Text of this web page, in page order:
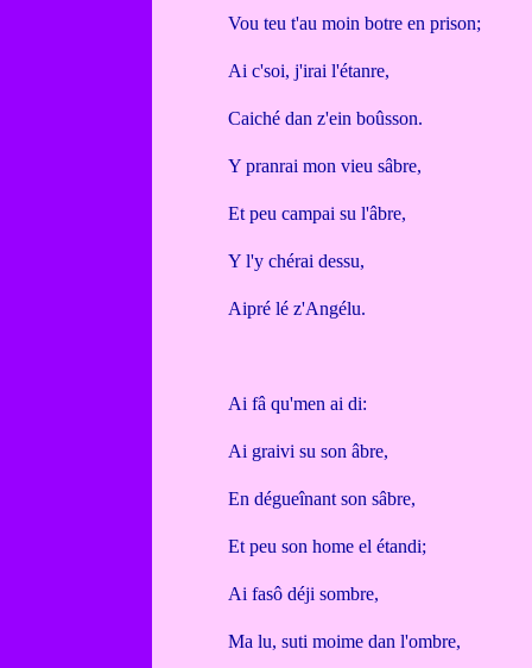
Vou teu t'au moin botre en prison;
Ai c'soi, j'irai l'étanre,
Caiché dan z'ein boûsson.
Y pranrai mon vieu sâbre,
Et peu campai su l'âbre,
Y l'y chérai dessu,
Aipré lé z'Angélu.
Ai fâ qu'men ai di:
Ai graivi su son âbre,
En dégueînant son sâbre,
Et peu son home el étandi;
Ai fasô déji sombre,
Ma lu, suti moime dan l'ombre,